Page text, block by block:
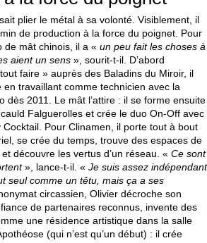
plier le métal à sa volonté. Visiblement, il
de production à la force du poignet. Pour
de mât chinois, il a « un peu fait les choses à
aient un sens », sourit-t-il. D’abord
faire » auprès des Baladins du Miroir, il
travaillant comme technicien avec la
dès 2011. Le mât l’attire : il se forme ensuite
Falguerolles et crée le duo On-Off avec
Pour Clinamen, il porte tout à bout
se crée du temps, trouve des espaces de
découvre les vertus d’un réseau. « Ce sont
», lance-t-il. « Je suis assez indépendant
seul comme un têtu, mais ça a ses
circassien, Olivier décroche son
de partenaires reconnus, invente des
une résidence artistique dans la salle
(qui n’est qu’un début) : il crée